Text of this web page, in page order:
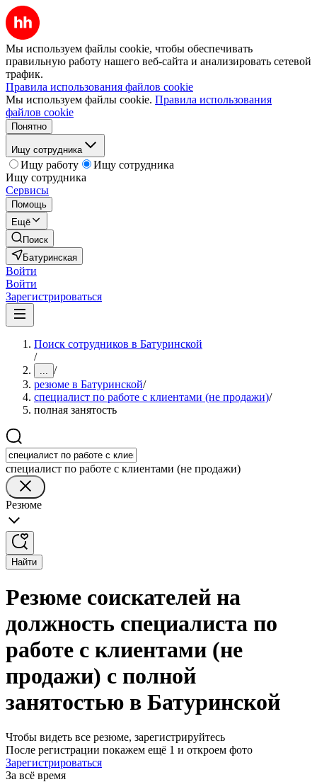
Мы используем файлы cookie, чтобы обеспечивать
правильную работу нашего веб-сайта и анализировать сетевой
трафик.
Правила использования файлов cookie
Мы используем файлы cookie. Правила использования
файлов cookie
Понятно
Ищу сотрудника
Ищу работу
Ищу сотрудника
Ищу сотрудника
Сервисы
Помощь
Ещё
Поиск
Батуринская
Войти
Войти
Зарегистрироваться
Поиск сотрудников в Батуринской
/
... /
резюме в Батуринской/
специалист по работе с клиентами (не продажи)/
полная занятость
специалист по работе с клиентами (не продажи)
Резюме
Найти
Резюме соискателей на
должность специалиста по
работе с клиентами (не
продажи) с полной
занятостью в Батуринской
Чтобы видеть все резюме, зарегистрируйтесь
После регистрации покажем ещё 1 и откроем фото
Зарегистрироваться
За всё время